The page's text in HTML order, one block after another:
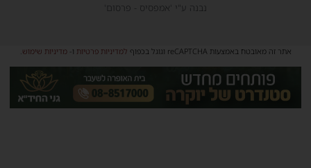
נבנה ע"י 'אמפסיס - פרסום'
אתר זה מאובטח באמצעות reCAPTCHA וגוגל בכפוף למדיניות פרטיותו-מדיניות שימוש.